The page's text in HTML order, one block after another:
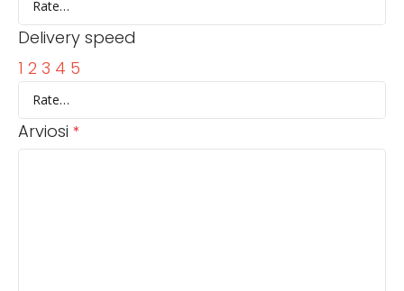
Delivery speed
1 2 3 4 5
Arviosi *